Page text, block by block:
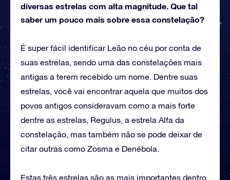
diversas estrelas com alta magnitude. Que tal
saber um pouco mais sobre essa constelação?
É super fácil identificar Leão no céu por conta de
suas estrelas, sendo uma das constelações mais
antigas a terem recebido um nome. Dentre suas
estrelas, você vai encontrar aquela que muitos dos
povos antigos consideravam como a mais forte
dentre as estrelas, Regulus, a estrela Alfa da
constelação, mas também não se pode deixar de
citar outras como Zosma e Denébola.
Estas três estrelas são as mais importantes dentro